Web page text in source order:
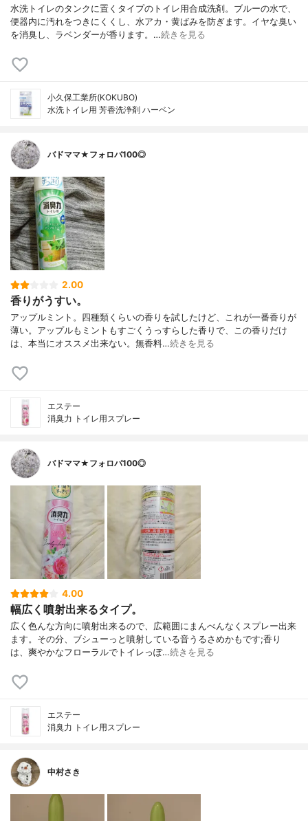
水洗トイレのタンクに置くタイプのトイレ用合成洗剤。ブルーの水で、
便器内に汚れをつきにくくし、水アカ・黄ばみを防ぎます。イヤな臭い
を消臭し、ラベンダーが香ります。…続きを見る
小久保工業所(KOKUBO)
水洗トイレ用 芳香洗浄剤 ハーベン
バドママ★フォロバ100◎
2.00
香りがうすい。
アップルミント。四種類くらいの香りを試したけど、これが一番香りが
薄い。アップルもミントもすごくうっすらした香りで、この香りだけ
は、本当にオススメ出来ない。無香料…続きを見る
エステー
消臭力 トイレ用スプレー
バドママ★フォロバ100◎
4.00
幅広く噴射出来るタイプ。
広く色んな方向に噴射出来るので、広範囲にまんべんなくスプレー出来
ます。その分、ブシューっと噴射している音うるさめかもです;香り
は、爽やかなフローラルでトイレっぽ…続きを見る
エステー
消臭力 トイレ用スプレー
中村さき